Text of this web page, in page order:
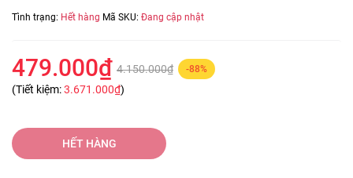
Tình trạng: Hết hàng Mã SKU: Đang cập nhật
479.000₫ 4.150.000₫ -88%
(Tiết kiệm:3.671.000₫)
HẾT HÀNG